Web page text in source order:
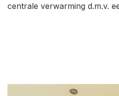
centrale verwarming d.m.v.